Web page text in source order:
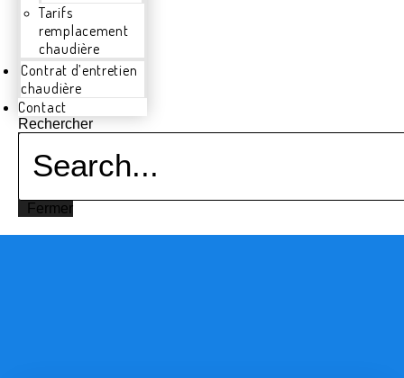
Tarifs
remplacement
chaudière
Contrat d’entretien
chaudière
Contact
Rechercher
Fermer